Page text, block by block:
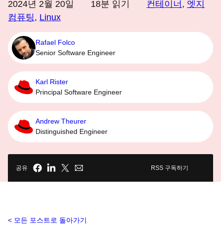
2024년 2월 20일 18분 읽기 컨테이너 , 엣지
컴퓨팅, Linux
Rafael Folco
Senior Software Engineer
Karl Rister
Principal Software Engineer
Andrew Theurer
Distinguished Engineer
공유 RSS 구독하기
모든 포스트로 돌아가기